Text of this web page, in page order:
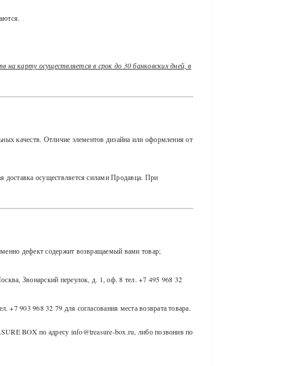
карту осуществляется в срок до 30 банковских дней, в
качеств. Отличие элементов дизайна или оформления от
доставка осуществляется силами Продавца. При
дефект содержит возвращаемый вами товар;
Звонарский переулок, д. 1, оф. 8 тел. +7 495 968 32
+7 903 968 32 79 для согласования места возврата товара.
BOX по адресу info@treasure-box.ru, либо позвонив по